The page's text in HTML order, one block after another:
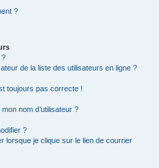
?
?
de la liste des utilisateurs en ligne ?
toujours pas correcte !
nom d’utilisateur ?
?
lorsque je clique sur le lien de courrier